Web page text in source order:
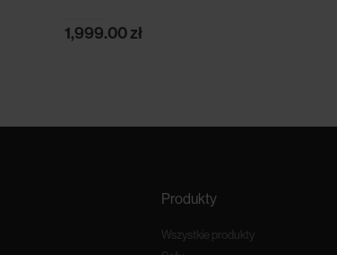
1,999.00zł
Produkty
Wszystkie produkty